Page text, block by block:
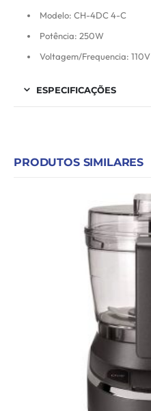
Modelo: CH-4DC 4-C
Potência: 250W
Voltagem/Frequencia: 110V
ESPECIFICAÇÕES
PRODUTOS SIMILARES